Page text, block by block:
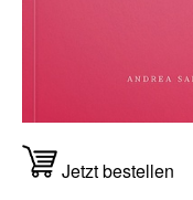
Jetzt bestellen